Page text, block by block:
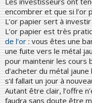
encombrer et que si l’or
L’or papier sert à investir
L’or papier est très
de l’or : vous êtes une
une fuite vers le métal
pour maintenir les cours
d’acheter du métal
s’il fallait un jour à
Autant être clair, l’offre
faudra sans doute être